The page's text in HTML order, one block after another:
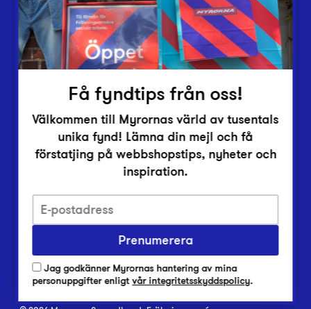
Inlämningsplatser
Om Myrorna
Lediga jobb
Pressrum
Integritetsskyddspolicy
Har du frågor om onlineköp, leverans eller retur?
Har du frågor om vår verksamhet?
Vanliga frågor om Myrorna
Få fyndtips från oss!
Välkommen till Myrornas värld av tusentals
unika fynd! Lämna din mejl och få
förstatjing på webbshopstips, nyheter och
inspiration.
Prenumerera
Jag godkänner Myrornas hantering av mina
personuppgifter enligtvår integritetsskyddspolicy.